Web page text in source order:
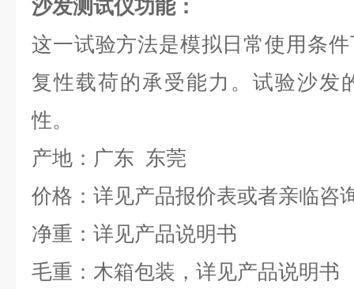
沙发测试仪功能：
这一试验方法是模拟日常使用条
复性载荷的承受能力。试验沙发
性。
产地：广东 东莞
价格：详见产品报价表或者亲临咨
净重：详见产品说明书
毛重：木箱包装，详见产品说明书